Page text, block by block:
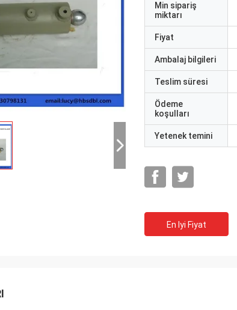
Min sipariş
miktarı
Fiyat
Ambalaj bilgileri
Teslim süresi
Ödeme
koşulları
Yetenek temini
En Iyi Fiyat